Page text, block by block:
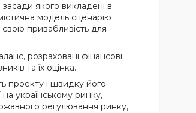
засади якого викладені в
модель сценарію
привабливість для
розраховані фінансові
та їх оцінка.
проекту і швидку його
на українському ринку,
регулювання ринку,